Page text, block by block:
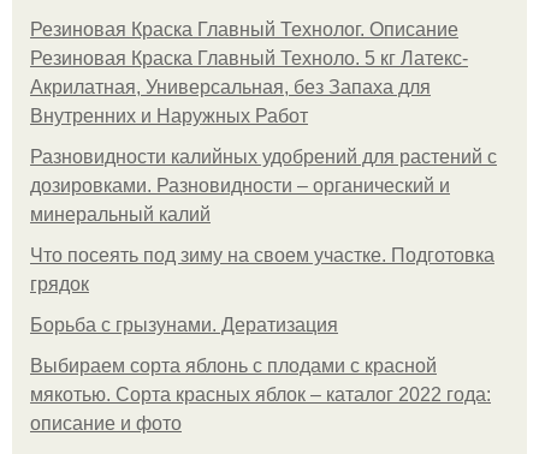
Резиновая Краска Главный Технолог. Описание
Резиновая Краска Главный Техноло. 5 кг Латекс-
Акрилатная, Универсальная, без Запаха для
Внутренних и Наружных Работ
Разновидности калийных удобрений для растений с
дозировками. Разновидности – органический и
минеральный калий
Что посеять под зиму на своем участке. Подготовка
грядок
Борьба с грызунами. Дератизация
Выбираем сорта яблонь с плодами с красной
мякотью. Сорта красных яблок – каталог 2022 года:
описание и фото